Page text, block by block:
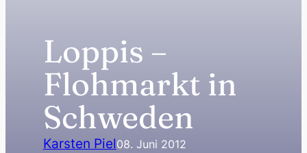
Loppis –
Flohmarkt in
Schweden
Karsten Piel08. Juni 2012